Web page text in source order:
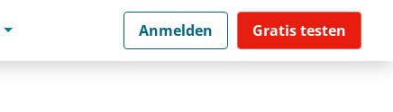
Anmelden Gratis testen